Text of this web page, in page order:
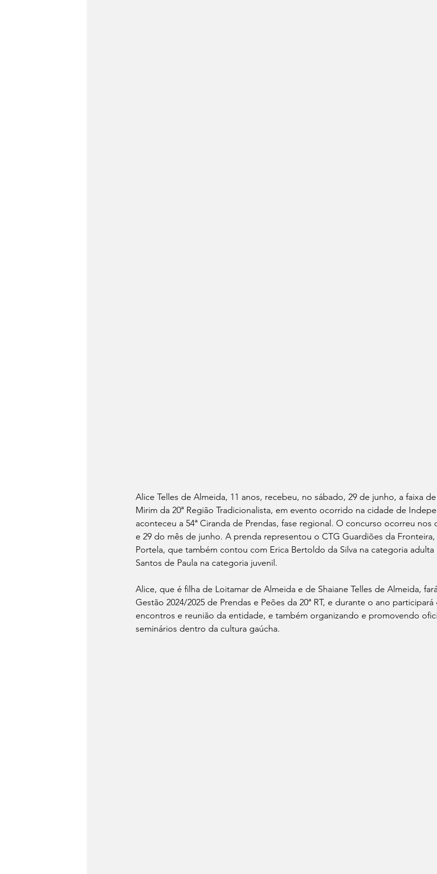
Alice Telles de Almeida, 11 anos, recebeu, no sábado, 29 de junho, a faixa
Mirim da 20ª Região Tradicionalista, em evento ocorrido na cidade de
aconteceu a 54ª Ciranda de Prendas, fase regional. O concurso ocorreu nos
e 29 do mês de junho. A prenda representou o CTG Guardiões da
Portela, que também contou com Erica Bertoldo da Silva na categoria
Santos de Paula na categoria juvenil.
Alice, que é filha de Loitamar de Almeida e de Shaiane Telles de Almeida,
Gestão 2024/2025 de Prendas e Peões da 20ª RT, e durante o ano
encontros e reunião da entidade, e também organizando e promovendo
seminários dentro da cultura gaúcha.